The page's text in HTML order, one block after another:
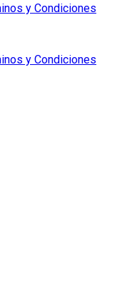
y Condiciones
y Condiciones